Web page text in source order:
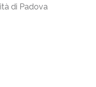
di Padova